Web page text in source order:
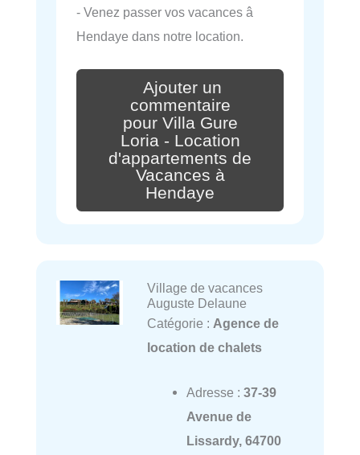
- Venez passer vos vacances â
Hendaye dans notre location.
Ajouter un
commentaire
pour Villa Gure
Loria - Location
d'appartements de
Vacances à
Hendaye
Village de vacances
Auguste Delaune
Catégorie : Agence de
location de chalets
Adresse : 37-39
Avenue de
Lissardy, 64700